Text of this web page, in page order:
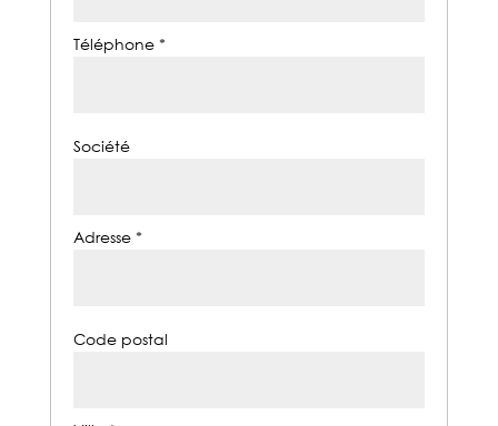
Téléphone *
Société
Adresse *
Code postal